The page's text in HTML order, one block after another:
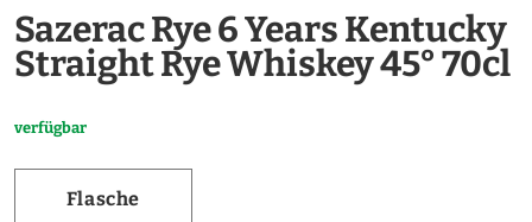
Sazerac Rye 6 Years Kentucky
Straight Rye Whiskey 45° 70cl
verfügbar
Flasche